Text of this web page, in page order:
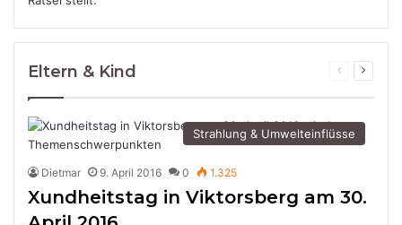
Eltern & Kind
Previous
Strahlung & Umwelteinflüsse
Dietmar 9. April 2016 0 1.325
Xundheitstag in Viktorsberg am 30.